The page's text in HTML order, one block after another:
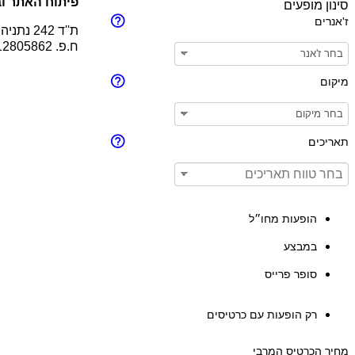
סינון מופעים
ז'אנרים
מיקום
תאריכים
הופעות מחו״ל
במבצע
סופר פרייס
רק הופעות עם כרטיסים
מחיר הכרטיס המרבי
ת''ד 242 נתניה 4210201
ח.פ. 512805862